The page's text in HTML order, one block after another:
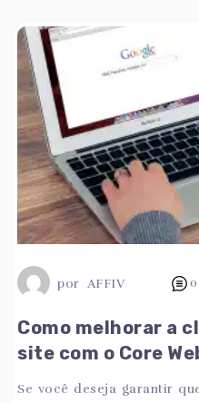
por AFFIV 0
Como melhorar a
site com o Core
Se você deseja garantir